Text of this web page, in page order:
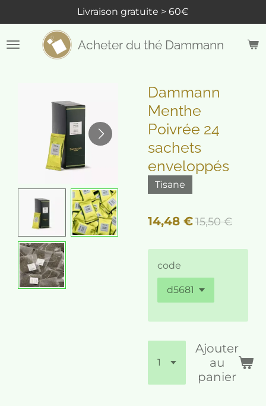
au
contenu
principal
Acheter du thé Dammann
Livraison gratuite > 60€
Dammann
Menthe
Poivrée 24
sachets
enveloppés
Tisane
14,48 €15,50 €
code
Ajouter
au
panier